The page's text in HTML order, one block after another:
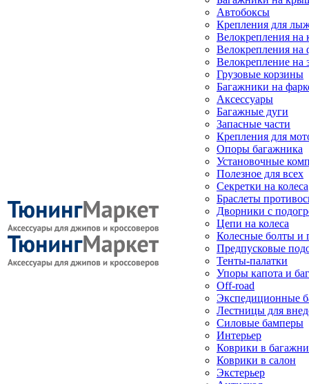
Автобоксы
Крепления для
Велокрепления
Велокрепления на
Велокрепление на
Грузовые корзины
Багажники на
Аксессуары
Багажные дуги
Запасные части
Крепления для
Опоры багажника
Установочные
Полезное для всех
Секретки на колеса
Браслеты
Дворники с
Цепи на колеса
Колесные болты и
Предпусковые
Тенты-палатки
Упоры капота и
Off-road
Экспедиционные
Лестницы для
Силовые бамперы
Интерьер
Коврики в
Коврики в салон
Экстерьер